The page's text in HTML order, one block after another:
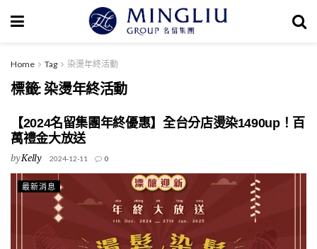
Home Tag 染燙年終活動
標籤: 染燙年終活動
【2024名留集團年終優惠】全台分店燙染1490up！百
萬禮金大放送
byKelly 2024-12-11 0
最新消息